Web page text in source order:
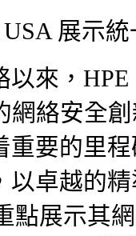
USA 展示
來，
網絡安全
重要的里
以卓越的
點展示其